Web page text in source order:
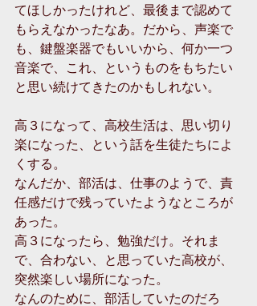
てほしかったけれど、最後まで認めて
もらえなかったなあ。だから、声楽で
も、鍵盤楽器でもいいから、何か一つ
音楽で、これ、というものをもちたい
と思い続けてきたのかもしれない。
高３になって、高校生活は、思い切り
楽になった、という話を生徒たちによ
くする。
なんだか、部活は、仕事のようで、責
任感だけで残っていたようなところが
あった。
高３になったら、勉強だけ。それま
で、合わない、と思っていた高校が、
突然楽しい場所になった。
なんのために、部活していたのだろ